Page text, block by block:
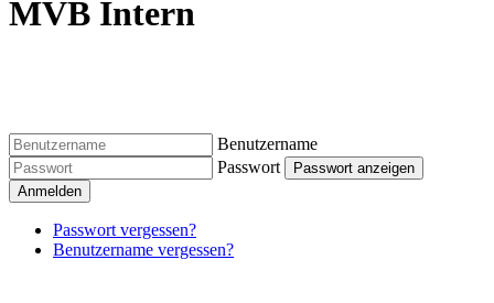
MVB Intern
Benutzername
Passwort
Passwort anzeigen
Anmelden
Passwort vergessen?
Benutzername vergessen?